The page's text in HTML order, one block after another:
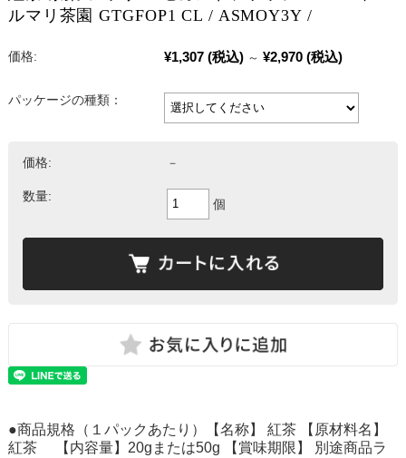
ルマリ茶園 GTGFOP1 CL / ASMOY3Y /
価格: ¥1,307 (税込) ～ ¥2,970 (税込)
パッケージの種類：
価格: －
数量:
個
●商品規格（１パックあたり）【名称】 紅茶 【原材料名】
紅茶 【内容量】20gまたは50g 【賞味期限】 別途商品ラ